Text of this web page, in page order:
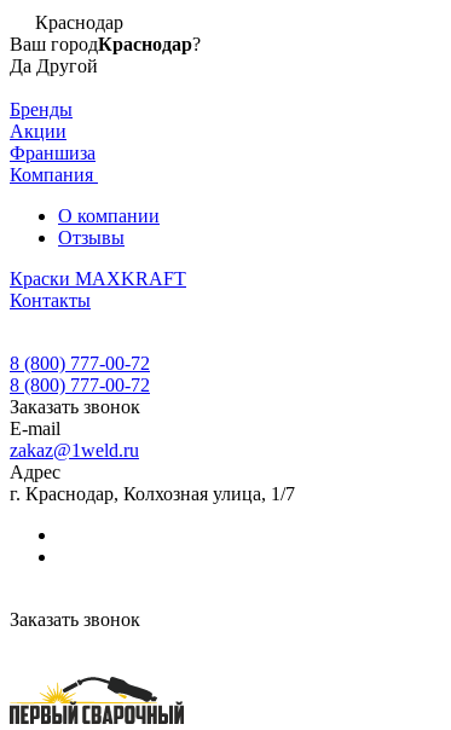
Краснодар
Ваш городКраснодар?
Да Другой
Бренды
Акции
Франшиза
Компания
О компании
Отзывы
Краски MAXKRAFT
Контакты
8 (800) 777-00-72
8 (800) 777-00-72
Заказать звонок
E-mail
zakaz@1weld.ru
Адрес
г. Краснодар, Колхозная улица, 1/7
Заказать звонок